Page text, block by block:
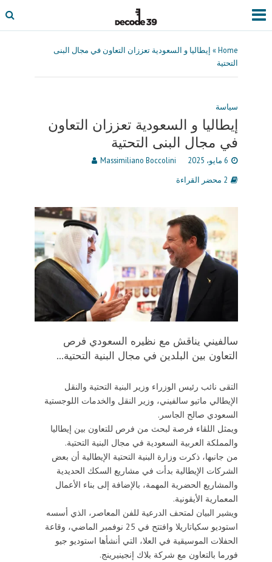
Home
» إيطاليا و السعودية تعززان التعاون في مجال البنى
التحتية
سياسة
إيطاليا و السعودية تعززان التعاون
في مجال البنى التحتية
6 مايو، 2025
Massimiliano Boccolini
2 محضر القراءة
سالفيني يناقش مع نظيره السعودي فرص
التعاون بين البلدين في مجال البنية التحتية...
التقى نائب رئيس الوزراء وزير البنية التحتية والنقل
الإيطالي ماتيو سالفيني، وزير النقل والخدمات اللوجستية
السعودي صالح الجاسر.
ويمثل اللقاء فرصة لبحث من فرص للتعاون بين إيطاليا
والمملكة العربية السعودية في مجال البنية التحتية.
من جانبها، ذكرت وزارة البنية التحتية الإيطالية أن بعض
الشركات الإيطالية بدأت في مشاريع السكك الحديدية
والمشاريع الحضرية المهمة، بالإضافة إلى بناء الأعمال
المعمارية الأيقونية.
ويشير البيان لمتحف الدرعية للفن المعاصر، الذي أسسه
استوديو سكياتاريلا وافتتح في 25 نوفمبر الماضي، وقاعة
الحفلات الموسيقية في العلا، التي أنشأها استوديو جيو
فورما بالتعاون مع شركة بلاك إنجينيرينج.